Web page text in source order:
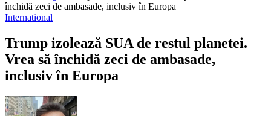
închidă zeci de ambasade, inclusiv în Europa
International
Trump izolează SUA de restul planetei.
Vrea să închidă zeci de ambasade,
inclusiv în Europa